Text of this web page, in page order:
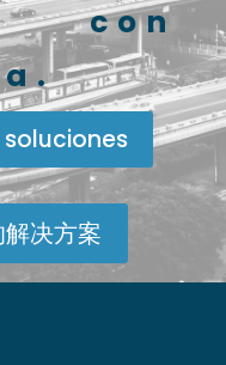
con
决方案